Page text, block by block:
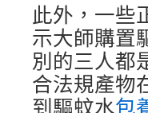
此外，一些
示大師購置
別的三人都
合法規產物
到驅蚊水包